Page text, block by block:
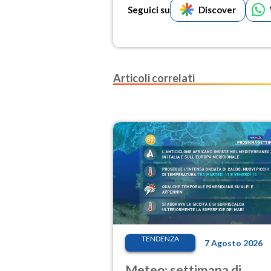
Seguici su Discover
Articoli correlati
TENDENZA 7 Agosto 2026